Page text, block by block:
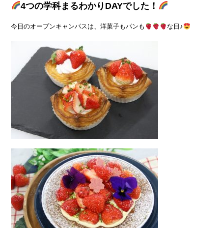
4つの学科まるわかりDAYでした！
今日のオープンキャンパスは、洋菓子もパンも な日♪